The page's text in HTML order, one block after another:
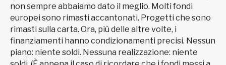
non sempre abbaiamo dato il meglio. Molti fondi
europei sono rimasti accantonati. Progetti che sono
rimasti sulla carta. Ora, più delle altre volte, i
finanziamenti hanno condizionamenti precisi. Nessun
piano: niente soldi. Nessuna realizzazione: niente